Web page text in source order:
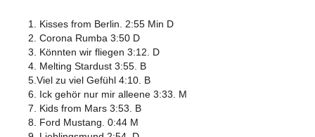
1. Kisses from Berlin. 2:55 Min D
2. Corona Rumba 3:50 D
3. Könnten wir fliegen 3:12. D
4. Melting Stardust 3:55. B
5.Viel zu viel Gefühl 4:10. B
6. Ick gehör nur mir alleene 3:33. M
7. Kids from Mars 3:53. B
8. Ford Mustang. 0:44 M